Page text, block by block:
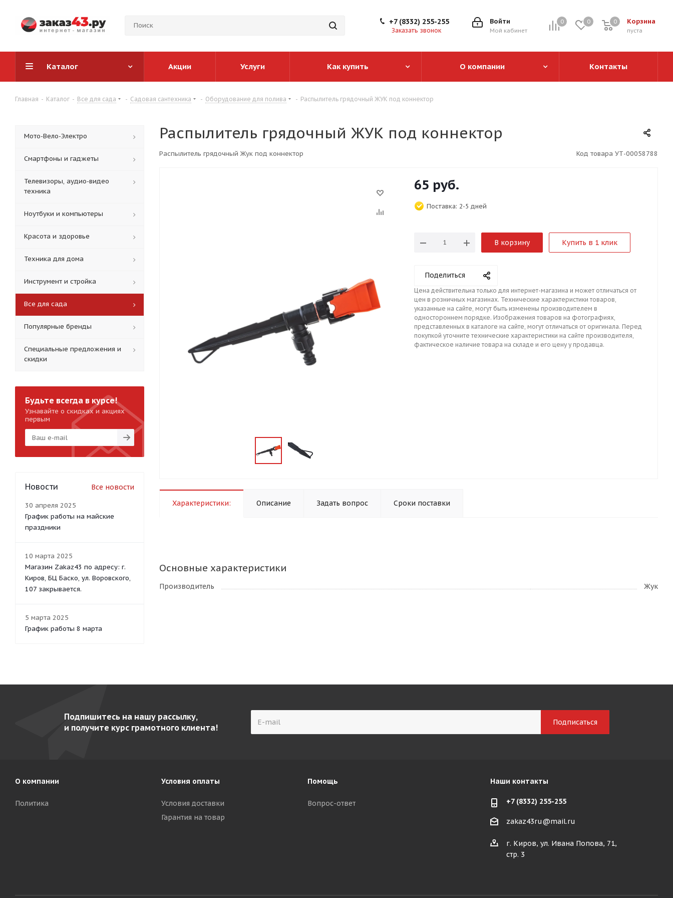
0 0 Корзина
0
пуста
0
Войти
Мой кабинет
+7 (8332) 255-255
Заказать звонок
Каталог Акции Услуги Как купить О компании Контакты
Главная - Каталог - Все для сада - Садовая сантехника - Оборудование для полива - Распылитель грядочный ЖУК под коннектор
Распылитель грядочный ЖУК под коннектор
Распылитель грядочный Жук под коннектор Код товара УТ-00058788
65 руб.
Поставка: 2-5 дней
В корзину Купить в 1 клик
Поделиться
Цена действительна только для интернет-магазина и может отличаться от
цен в розничных магазинах. Технические характеристики товаров,
указанные на сайте, могут быть изменены производителем в
одностороннем порядке. Изображения товаров на фотографиях,
представленных в каталоге на сайте, могут отличаться от оригинала. Перед
покупкой уточните технические характеристики на сайте производителя,
фактическое наличие товара на складе и его цену у продавца.
Характеристики: Описание Задать вопрос Сроки поставки
Основные характеристики
Производитель Жук
Мото-Вело-Электро
Смартфоны и гаджеты
Телевизоры, аудио-видео
техника
Ноутбуки и компьютеры
Красота и здоровье
Техника для дома
Инструмент и стройка
Все для сада
Популярные бренды
Специальные предложения и
скидки
Будьте всегда в курсе!
Узнавайте о скидках и акциях
первым
Новости Все новости
30 апреля 2025
График работы на майские
праздники
10 марта 2025
Магазин Zakaz43 по адресу: г.
Киров, БЦ Баско, ул. Воровского,
107 закрывается.
5 марта 2025
График работы 8 марта
Подпишитесь на нашу рассылку,
и получите курс грамотного клиента!
О компании
Политика
Условия оплаты
Условия доставки
Гарантия на товар
Помощь
Вопрос-ответ
Наши контакты
+7 (8332) 255-255
zakaz43ru@mail.ru
г. Киров, ул. Ивана Попова, 71,
стр. 3